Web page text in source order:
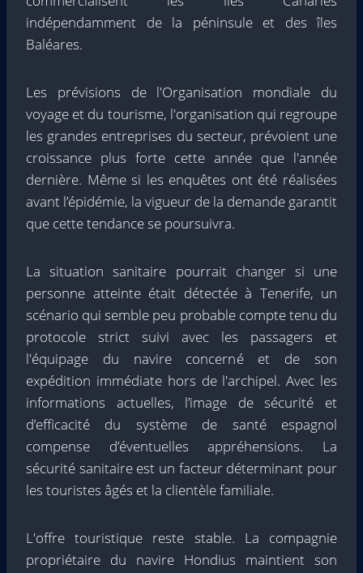
indépendamment de la péninsule et des îles
Baléares.
Les prévisions de l'Organisation mondiale du
voyage et du tourisme, l'organisation qui regroupe
les grandes entreprises du secteur, prévoient une
croissance plus forte cette année que l'année
dernière. Même si les enquêtes ont été réalisées
avant l’épidémie, la vigueur de la demande garantit
que cette tendance se poursuivra.
La situation sanitaire pourrait changer si une
personne atteinte était détectée à Tenerife, un
scénario qui semble peu probable compte tenu du
protocole strict suivi avec les passagers et
l'équipage du navire concerné et de son
expédition immédiate hors de l'archipel. Avec les
informations actuelles, l’image de sécurité et
d’efficacité du système de santé espagnol
compense d’éventuelles appréhensions. La
sécurité sanitaire est un facteur déterminant pour
les touristes âgés et la clientèle familiale.
L'offre touristique reste stable. La compagnie
propriétaire du navire Hondius maintient son